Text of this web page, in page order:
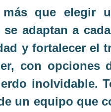
que elegir
adaptan a
y fortalecer el
con opciones
inolvidable.
un equipo que